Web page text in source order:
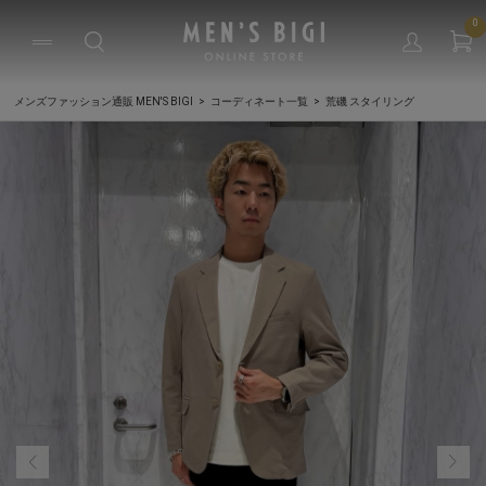
0
メンズファッション通販 MEN'S BIGI コーディネート一覧 荒磯 スタイリング